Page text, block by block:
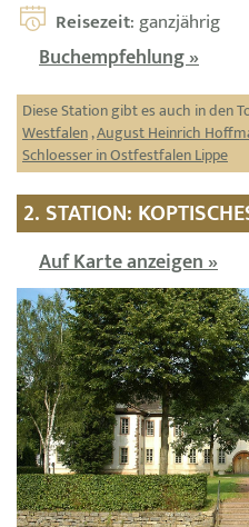
Reisezeit: ganzjährig
Buchempfehlung »
Diese Station gibt es auch in den
Westfalen,August Heinrich
Schloesser in Ostfestfalen Lippe
2. STATION:
Auf Karte anzeigen »